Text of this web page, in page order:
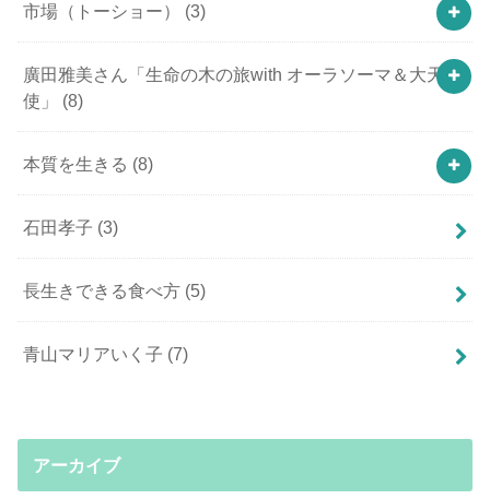
市場（トーショー） (3)
廣田雅美さん「生命の木の旅with オーラソーマ＆大天
使」 (8)
本質を生きる (8)
石田孝子 (3)
長生きできる食べ方 (5)
青山マリアいく子 (7)
アーカイブ